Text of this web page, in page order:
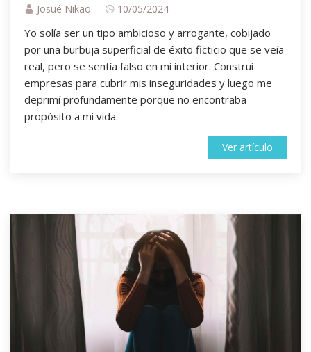
Josué Nikao 10/05/2024
Yo solía ser un tipo ambicioso y arrogante, cobijado
por una burbuja superficial de éxito ficticio que se veía
real, pero se sentía falso en mi interior. Construí
empresas para cubrir mis inseguridades y luego me
deprimí profundamente porque no encontraba
propósito a mi vida.
Ver artículo